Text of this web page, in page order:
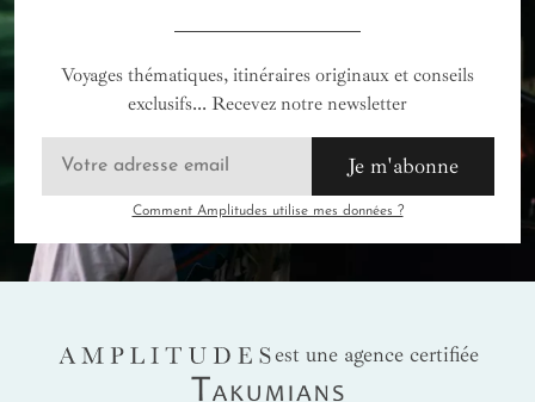
Voyages thématiques, itinéraires originaux et conseils
exclusifs... Recevez notre newsletter
Je m'abonne
Comment Amplitudes utilise mes données ?
AMPLITUDES
est une agence certifiée
Takumians